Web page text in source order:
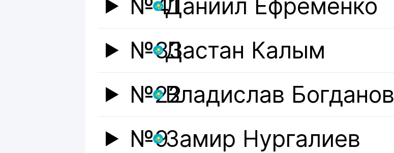
№41Даниил Ефременко
№33Дастан Калым
№22Владислав Богданов
№9Замир Нургалиев